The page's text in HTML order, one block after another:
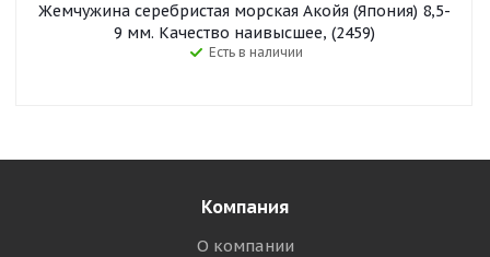
Жемчужина серебристая морская Акойя (Япония) 8,5-
9 мм. Качество наивысшее, (2459)
Есть в наличии
Компания
О компании